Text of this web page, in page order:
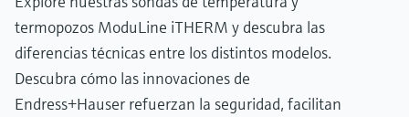
termopozos ModuLine iTHERM y descubra las
diferencias técnicas entre los distintos modelos.
Descubra cómo las innovaciones de
Endress+Hauser refuerzan la seguridad, facilitan